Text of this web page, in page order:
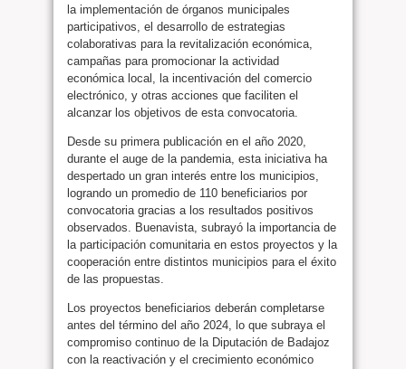
la implementación de órganos municipales
participativos, el desarrollo de estrategias
colaborativas para la revitalización económica,
campañas para promocionar la actividad
económica local, la incentivación del comercio
electrónico, y otras acciones que faciliten el
alcanzar los objetivos de esta convocatoria.
Desde su primera publicación en el año 2020,
durante el auge de la pandemia, esta iniciativa ha
despertado un gran interés entre los municipios,
logrando un promedio de 110 beneficiarios por
convocatoria gracias a los resultados positivos
observados. Buenavista, subrayó la importancia de
la participación comunitaria en estos proyectos y la
cooperación entre distintos municipios para el éxito
de las propuestas.
Los proyectos beneficiarios deberán completarse
antes del término del año 2024, lo que subraya el
compromiso continuo de la Diputación de Badajoz
con la reactivación y el crecimiento económico